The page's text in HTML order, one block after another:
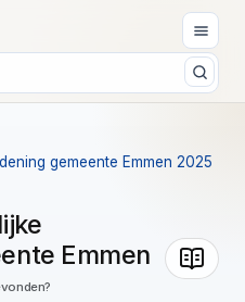
gemeente Emmen 2025
Emmen